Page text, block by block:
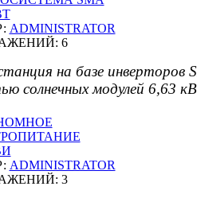
ADMINISTRATOR
6
на базе инверторов
солнечных модулей 6,63
ADMINISTRATOR
3